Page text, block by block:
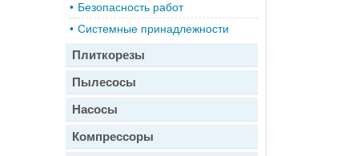
• Безопасность работ
• Системные принадлежности
Плиткорезы
Пылесосы
Насосы
Компрессоры